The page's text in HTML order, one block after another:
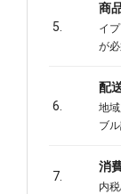
5.
商
イ
が
6.
配
地
ブ
7.
消
内